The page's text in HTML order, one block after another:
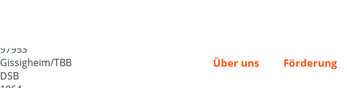
Über uns Förderung
97953
Gissigheim/TBB
DSB